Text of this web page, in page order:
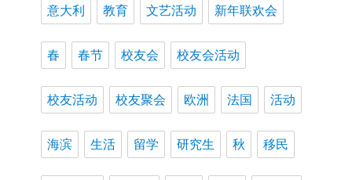
意大利 教育 文艺活动 新年联欢会
春 春节 校友会 校友会活动
校友活动 校友聚会 欧洲 法国 活动
海滨 生活 留学 研究生 秋 移民